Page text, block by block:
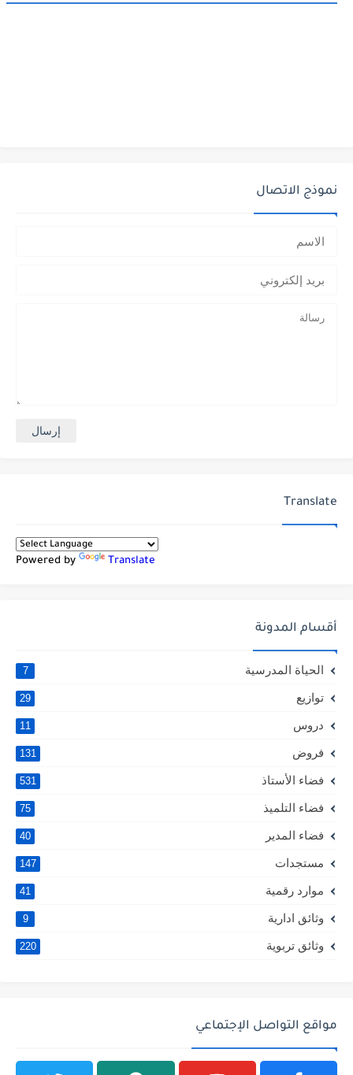
نموذج الاتصال
Translate
Powered by Translate
أقسام المدونة
الحياة المدرسية 7
توازيع 29
دروس 11
فروض 131
فضاء الأستاذ 531
فضاء التلميذ 75
فضاء المدير 40
مستجدات 147
موارد رقمية 41
وثائق ادارية 9
وثائق تربوية 220
مواقع التواصل الإجتماعي